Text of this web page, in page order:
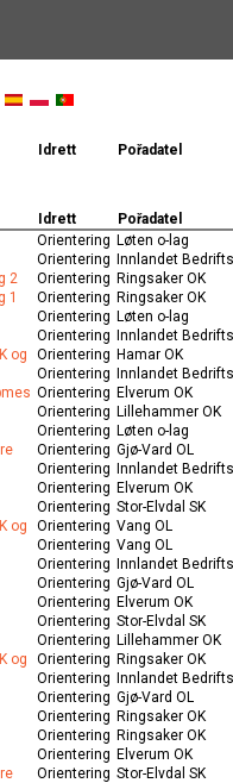
Idrett Pořadatel
Idrett
Pořadatel
Orientering Løten o-lag
Orientering
Innlandet
2 Orientering Ringsaker OK
1 Orientering Ringsaker OK
Orientering Løten o-lag
Orientering
Innlandet
og Orientering Hamar OK
Orientering
Innlandet
Orientering Elverum OK
Orientering Lillehammer OK
Orientering Løten o-lag
Orientering Gjø-Vard OL
Orientering
Innlandet
Orientering Elverum OK
Orientering Stor-Elvdal SK
og Orientering Vang OL
Orientering Vang OL
Orientering
Innlandet
Orientering Gjø-Vard OL
Orientering Elverum OK
Orientering Stor-Elvdal SK
Orientering Lillehammer OK
og Orientering Ringsaker OK
Orientering
Innlandet
Orientering Gjø-Vard OL
Orientering Ringsaker OK
Orientering Ringsaker OK
Orientering Elverum OK
Orientering Stor-Elvdal SK